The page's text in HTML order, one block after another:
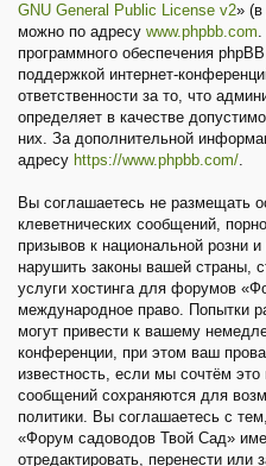
GNU General Public License v2»
можно по адресу www.phpbb.com.
программного обеспечения
поддержкой интернет-
ответственности за то, что
определяет в качестве
них. За дополнительной
адресу https://www.phpbb.com/.
Вы соглашаетесь не размещать
клеветнических сообщений,
призывов к национальной розни
нарушить законы вашей страны,
услуги хостинга для форумов
международное право. Попытки
могут привести к вашему
конференции, при этом ваш
известность, если мы сочтём
сообщений сохраняются для
политики. Вы соглашаетесь с
«Форум садоводов Твой Сад»
отредактировать, перенести